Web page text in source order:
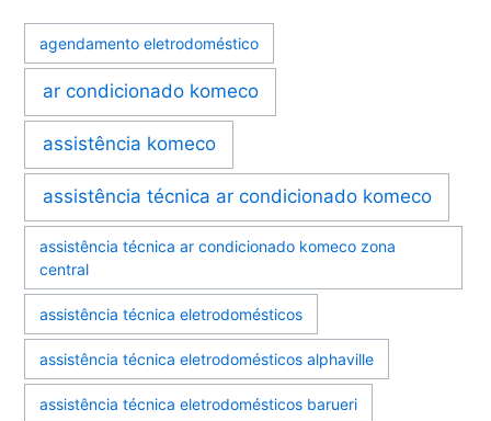
agendamento eletrodoméstico
ar condicionado komeco
assistência komeco
assistência técnica ar condicionado komeco
assistência técnica ar condicionado komeco zona
central
assistência técnica eletrodomésticos
assistência técnica eletrodomésticos alphaville
assistência técnica eletrodomésticos barueri